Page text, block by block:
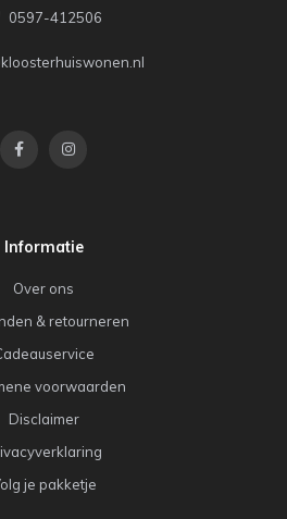
0597-412506
Informatie
Over ons
& retourneren
voorwaarden
Disclaimer
je pakketje